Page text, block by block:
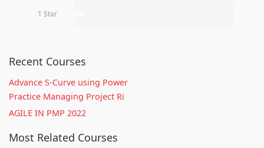
1 Star
Recent Courses
Advance S-Curve using Power
Practice Managing Project Ri
AGILE IN PMP 2022
Most Related Courses